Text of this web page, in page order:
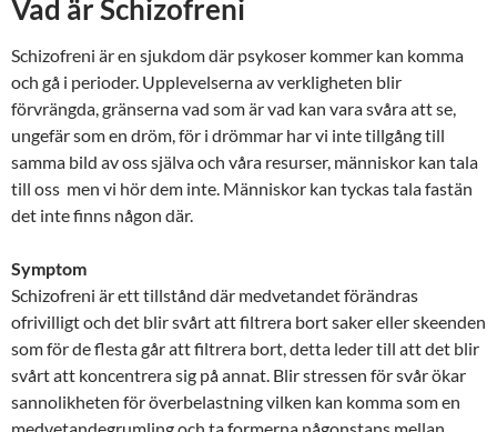
Vad är Schizofreni
Schizofreni är en sjukdom där psykoser kommer kan komma
och gå i perioder. Upplevelserna av verkligheten blir
förvrängda, gränserna vad som är vad kan vara svåra att se,
ungefär som en dröm, för i drömmar har vi inte tillgång till
samma bild av oss själva och våra resurser, människor kan tala
till oss men vi hör dem inte. Människor kan tyckas tala fastän
det inte finns någon där.
Symptom
Schizofreni är ett tillstånd där medvetandet förändras
ofrivilligt och det blir svårt att filtrera bort saker eller skeenden
som för de flesta går att filtrera bort, detta leder till att det blir
svårt att koncentrera sig på annat. Blir stressen för svår ökar
sannolikheten för överbelastning vilken kan komma som en